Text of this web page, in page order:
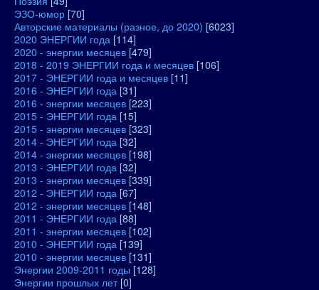
ЭЗО-юмор [70]
Авторские материалы (разное, до 2020) [6023]
2020 ЭНЕРГИИ года [114]
2020 - энергии месяцев [479]
2018 - 2019 ЭНЕРГИИ года и месяцев [106]
2017 - ЭНЕРГИИ года и месяцев [11]
2016 - ЭНЕРГИИ года [31]
2016 - энергии месяцев [223]
2015 - ЭНЕРГИИ года [15]
2015 - энергии месяцев [323]
2014 - ЭНЕРГИИ года [32]
2014 - энергии месяцев [198]
2013 - ЭНЕРГИИ года [32]
2013 - энергии месяцев [339]
2012 - ЭНЕРГИИ года [67]
2012 - энергии месяцев [148]
2011 - ЭНЕРГИИ года [88]
2011 - энергии месяцев [102]
2010 - ЭНЕРГИИ года [139]
2010 - энергии месяцев [131]
Энергии 2009-2011 годы [128]
Энергии прошлых лет [0]